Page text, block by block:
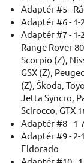
Adaptér #5 -
Adaptér #6 - 1-
Adaptér #7 - 1-
Range Rover
Scorpio (Z),
GSX (Z),
(Z), Škoda,
Jetta Syncro,
Scirocco, GTX
Adaptér #8 -
Adaptér #9 - 2-
Eldorado